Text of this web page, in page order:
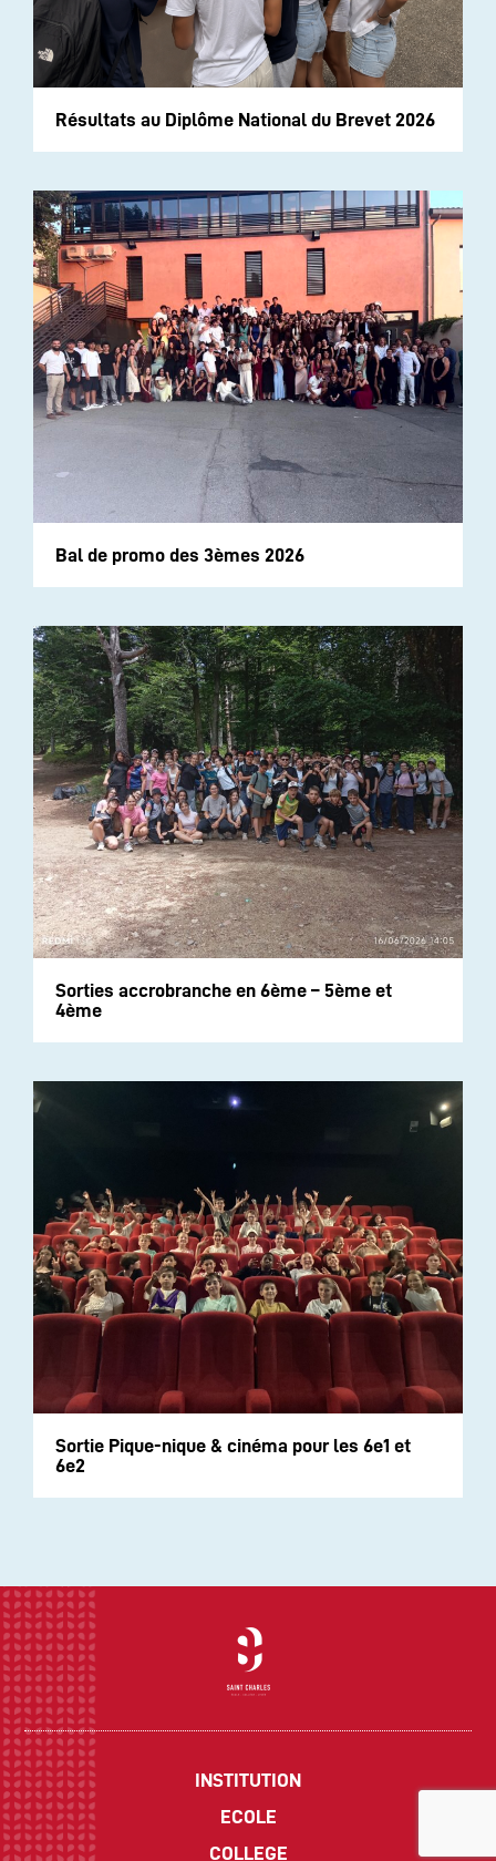
Résultats au Diplôme National du Brevet 2026
Bal de promo des 3èmes 2026
Sorties accrobranche en 6ème – 5ème et
4ème
Sortie Pique-nique & cinéma pour les 6e1 et
6e2
INSTITUTION
ECOLE
COLLEGE